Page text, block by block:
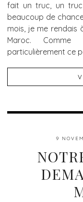
fait un truc, un
beaucoup de
mois, je me rendais
Maroc. Comme
particulièrement ce
9